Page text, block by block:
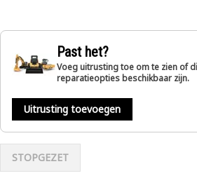
Past het?
Voeg uitrusting toe om te zien of
reparatieopties beschikbaar zijn.
Uitrusting toevoegen
STOPGEZET